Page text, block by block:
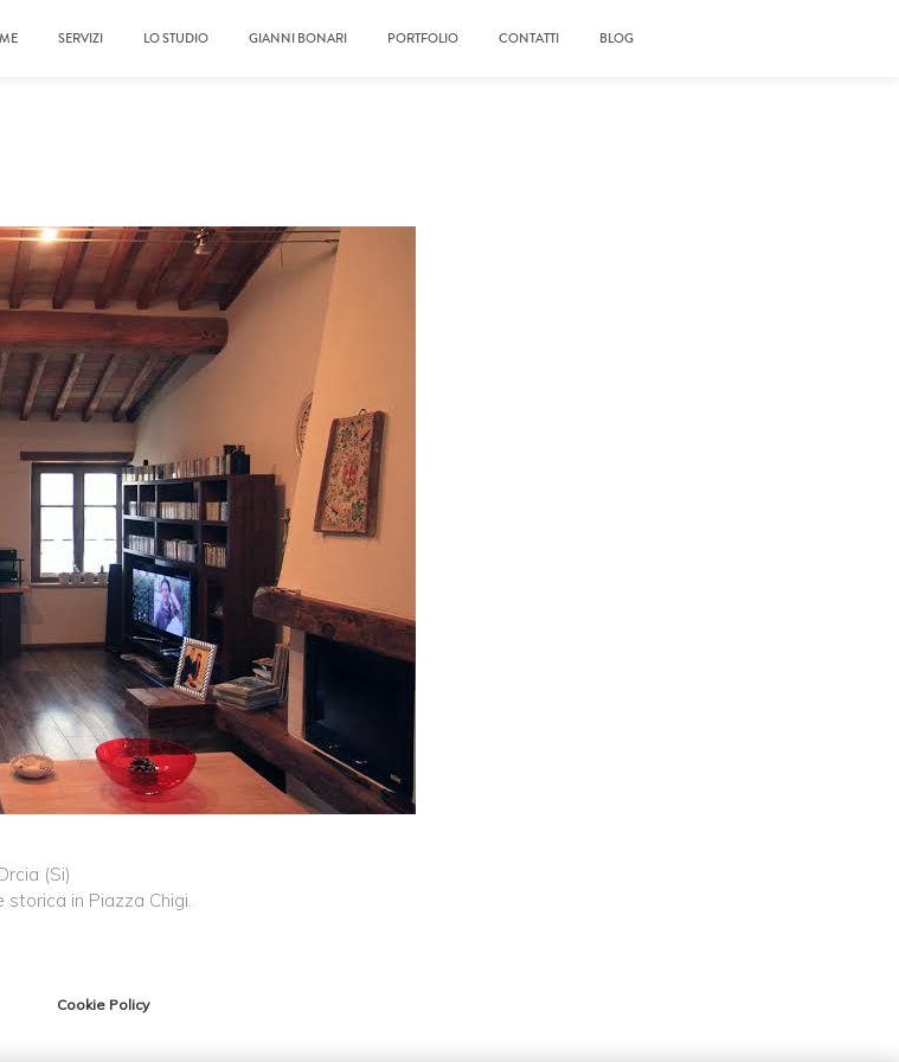
SERVIZI LO STUDIO GIANNI BONARI PORTFOLIO CONTATTI BLOG
(Si)
in Piazza Chigi.
Cookie Policy